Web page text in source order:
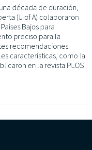
década de duración,
(U of A) colaboraron
Bajos para
preciso para la
recomendaciones
características, como la
en la revista PLOS